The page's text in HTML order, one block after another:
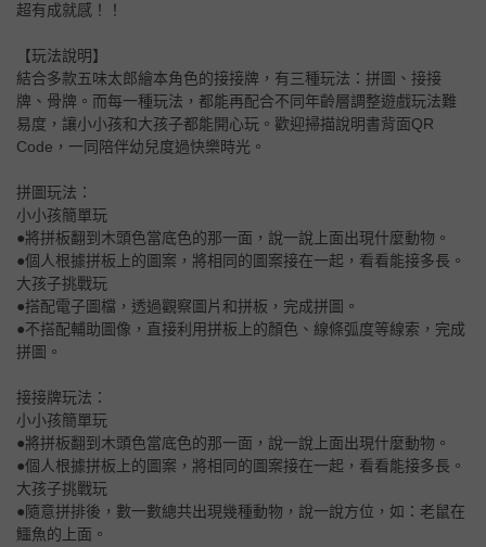
超有成就感！！
【玩法說明】
結合多款五味太郎繪本角色的接接牌，有三種玩法：拼圖、接接
牌、骨牌。而每一種玩法，都能再配合不同年齡層調整遊戲玩法難
易度，讓小小孩和大孩子都能開心玩。歡迎掃描說明書背面QR
Code，一同陪伴幼兒度過快樂時光。
拼圖玩法：
小小孩簡單玩
●將拼板翻到木頭色當底色的那一面，說一說上面出現什麼動物。
●個人根據拼板上的圖案，將相同的圖案接在一起，看看能接多長。
大孩子挑戰玩
●搭配電子圖檔，透過觀察圖片和拼板，完成拼圖。
●不搭配輔助圖像，直接利用拼板上的顏色、線條弧度等線索，完成
拼圖。
接接牌玩法：
小小孩簡單玩
●將拼板翻到木頭色當底色的那一面，說一說上面出現什麼動物。
●個人根據拼板上的圖案，將相同的圖案接在一起，看看能接多長。
大孩子挑戰玩
●隨意拼排後，數一數總共出現幾種動物，說一說方位，如：老鼠在
鱷魚的上面。